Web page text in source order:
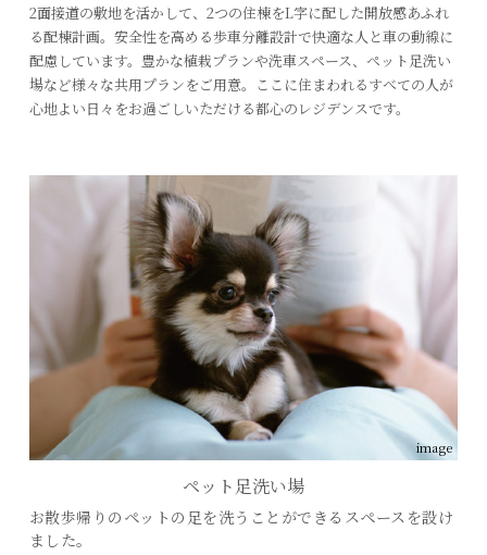
2面接道の敷地を活かして、2つの住棟をL字に配した開放感あふれ
る配棟計画。安全性を高める歩車分離設計で快適な人と車の動線に
配慮しています。豊かな植栽プランや洗車スペース、ペット足洗い
場など様々な共用プランをご用意。ここに住まわれるすべての人が
心地よい日々をお過ごしいただける都心のレジデンスです。
image
ペット足洗い場
お散歩帰りのペットの足を洗うことができるスペースを設け
ました。